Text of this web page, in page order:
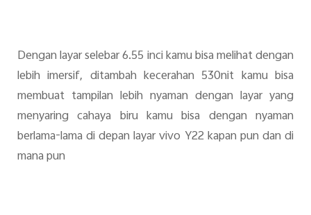
Dengan layar selebar 6.55 inci kamu bisa melihat dengan
lebih imersif, ditambah kecerahan 530nit kamu bisa
membuat tampilan lebih nyaman dengan layar yang
menyaring cahaya biru kamu bisa dengan nyaman
berlama-lama di depan layar vivo Y22 kapan pun dan di
mana pun